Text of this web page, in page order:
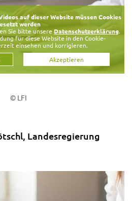
auf dieser Website müssen Cookies
werden
Sie bitte unsereDatenschutzerklärung.
für diese Website in den Cookie-
einsehen und korrigieren.
Akzeptieren
© LFI
Landesregierung